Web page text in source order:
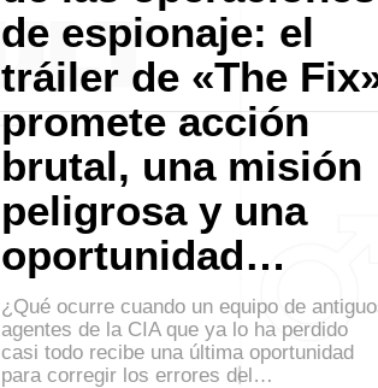
de espionaje: el
tráiler de «The
promete acción
brutal, una misión
peligrosa y una
oportunidad…
¿Qué ocurre cuando un equipo de
agentes de la CIA que ya lo ha perdido
casi todo recibe una última oportunidad
para corregir los errores del…